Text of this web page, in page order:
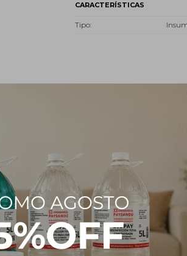
CARACTERÍSTICAS
Tipo
QUE TE PUEDEN INTERESAR